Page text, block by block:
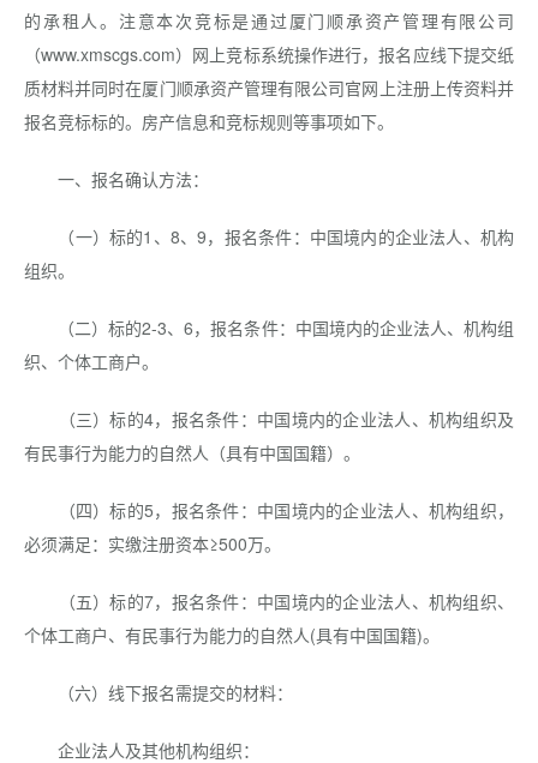
的承租人。注意本次竞标是通过厦门顺承资产管理有限公司
（www.xmscgs.com）网上竞标系统操作进行，报名应线下提交纸
质材料并同时在厦门顺承资产管理有限公司官网上注册上传资料并
报名竞标标的。房产信息和竞标规则等事项如下。
一、报名确认方法：
（一）标的1、8、9，报名条件：中国境内的企业法人、机构
组织。
（二）标的2-3、6，报名条件：中国境内的企业法人、机构组
织、个体工商户。
（三）标的4，报名条件：中国境内的企业法人、机构组织及
有民事行为能力的自然人（具有中国国籍）。
（四）标的5，报名条件：中国境内的企业法人、机构组织，
必须满足：实缴注册资本≥500万。
（五）标的7，报名条件：中国境内的企业法人、机构组织、
个体工商户、有民事行为能力的自然人(具有中国国籍)。
（六）线下报名需提交的材料：
企业法人及其他机构组织：